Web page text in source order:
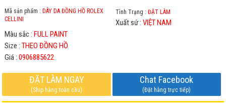
Mã sản phẩm : DÂY DA ĐỒNG HỒ ROLEX
CELLINI
Tình Trạng : ĐẶT LÀM
Xuất sứ : VIỆT NAM
Màu sắc : FULL PAINT
Size : THEO ĐỒNG HỒ
Giá : 0906885622
ĐẶT LÀM NGAY
(Ship hàng toàn cầu)
Chat Facebook
(Đặt hàng trực tiếp)